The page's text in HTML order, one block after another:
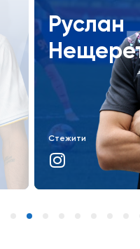
Денис
Попов
Стежити